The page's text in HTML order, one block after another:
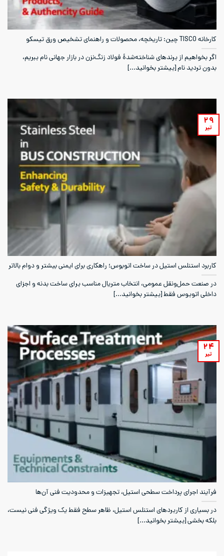
کارخانه TISCO چین: تاریخچه، محصولات و راهنمای تشخیص ورق تیسکو
اگر بخواهیم از برندهای شناخته‌شدۀ فولاد زنگ‌نزن در بازار جهانی نام ببریم،
بدون تردید نام [بیشتر بخوانید...]
کاربرد استنلس استیل در ساخت اتوبوس؛ راهکاری برای ایمنی بیشتر و دوام بالاتر
در صنعت حمل‌ونقل عمومی، انتخاب متریال مناسب برای ساخت بدنه و اجزای
داخلی اتوبوس فقط [بیشتر بخوانید...]
۲۹
تیر
فرآیند اجرای پرداخت‌ سطحی استیل، تجهیزات و محدودیت فنی آن‌ها
در بسیاری از کاربردهای استنلس استیل، ظاهر سطح فقط یک ویژگی فنی نیست،
بلکه بخشی [بیشتر بخوانید...]
۲۴
تیر